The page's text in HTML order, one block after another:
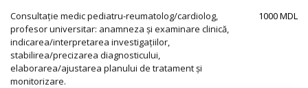
Consultație medic pediatru-reumatolog/cardiolog,
profesor universitar: anamneza și examinare clinică,
indicarea/interpretarea investigațiilor,
stabilirea/precizarea diagnosticului,
elaborarea/ajustarea planului de tratament și
monitorizare.
1000 MDL